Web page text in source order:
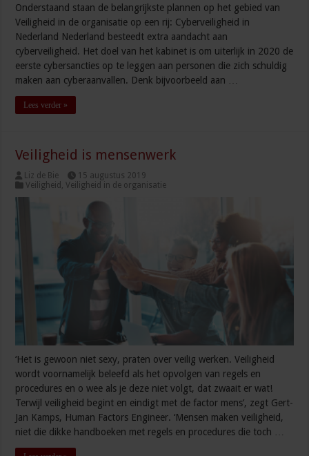
Onderstaand staan de belangrijkste plannen op het gebied van
Veiligheid in de organisatie op een rij: Cyberveiligheid in
Nederland Nederland besteedt extra aandacht aan
cyberveiligheid. Het doel van het kabinet is om uiterlijk in 2020 de
eerste cybersancties op te leggen aan personen die zich schuldig
maken aan cyberaanvallen. Denk bijvoorbeeld aan …
Lees verder »
Veiligheid is mensenwerk
Liz de Bie
15 augustus 2019
Veiligheid ,Veiligheid in de organisatie
‘Het is gewoon niet sexy, praten over veilig werken. Veiligheid
wordt voornamelijk beleefd als het opvolgen van regels en
procedures en o wee als je deze niet volgt, dat zwaait er wat!
Terwijl veiligheid begint en eindigt met de factor mens’, zegt Gert-
Jan Kamps, Human Factors Engineer. ‘Mensen maken veiligheid,
niet die dikke handboeken met regels en procedures die toch …